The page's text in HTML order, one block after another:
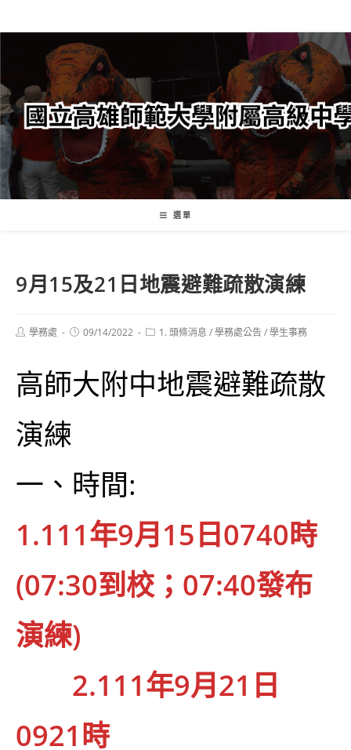
轉
要
內
容
選單
9月15及21日地震避難疏散演練
Post學務處
Post09/14/2022
Post1. 頭條消息 /學務處公告/學生事務
高師大附中地震避難疏散
演練
一、時間:
1.111年9月15日0740時
(07:30到校；07:40發布
演練)
2.111年9月21日
0921時